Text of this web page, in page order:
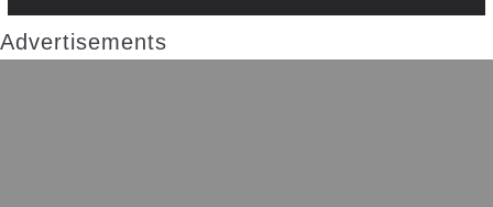
Advertisements